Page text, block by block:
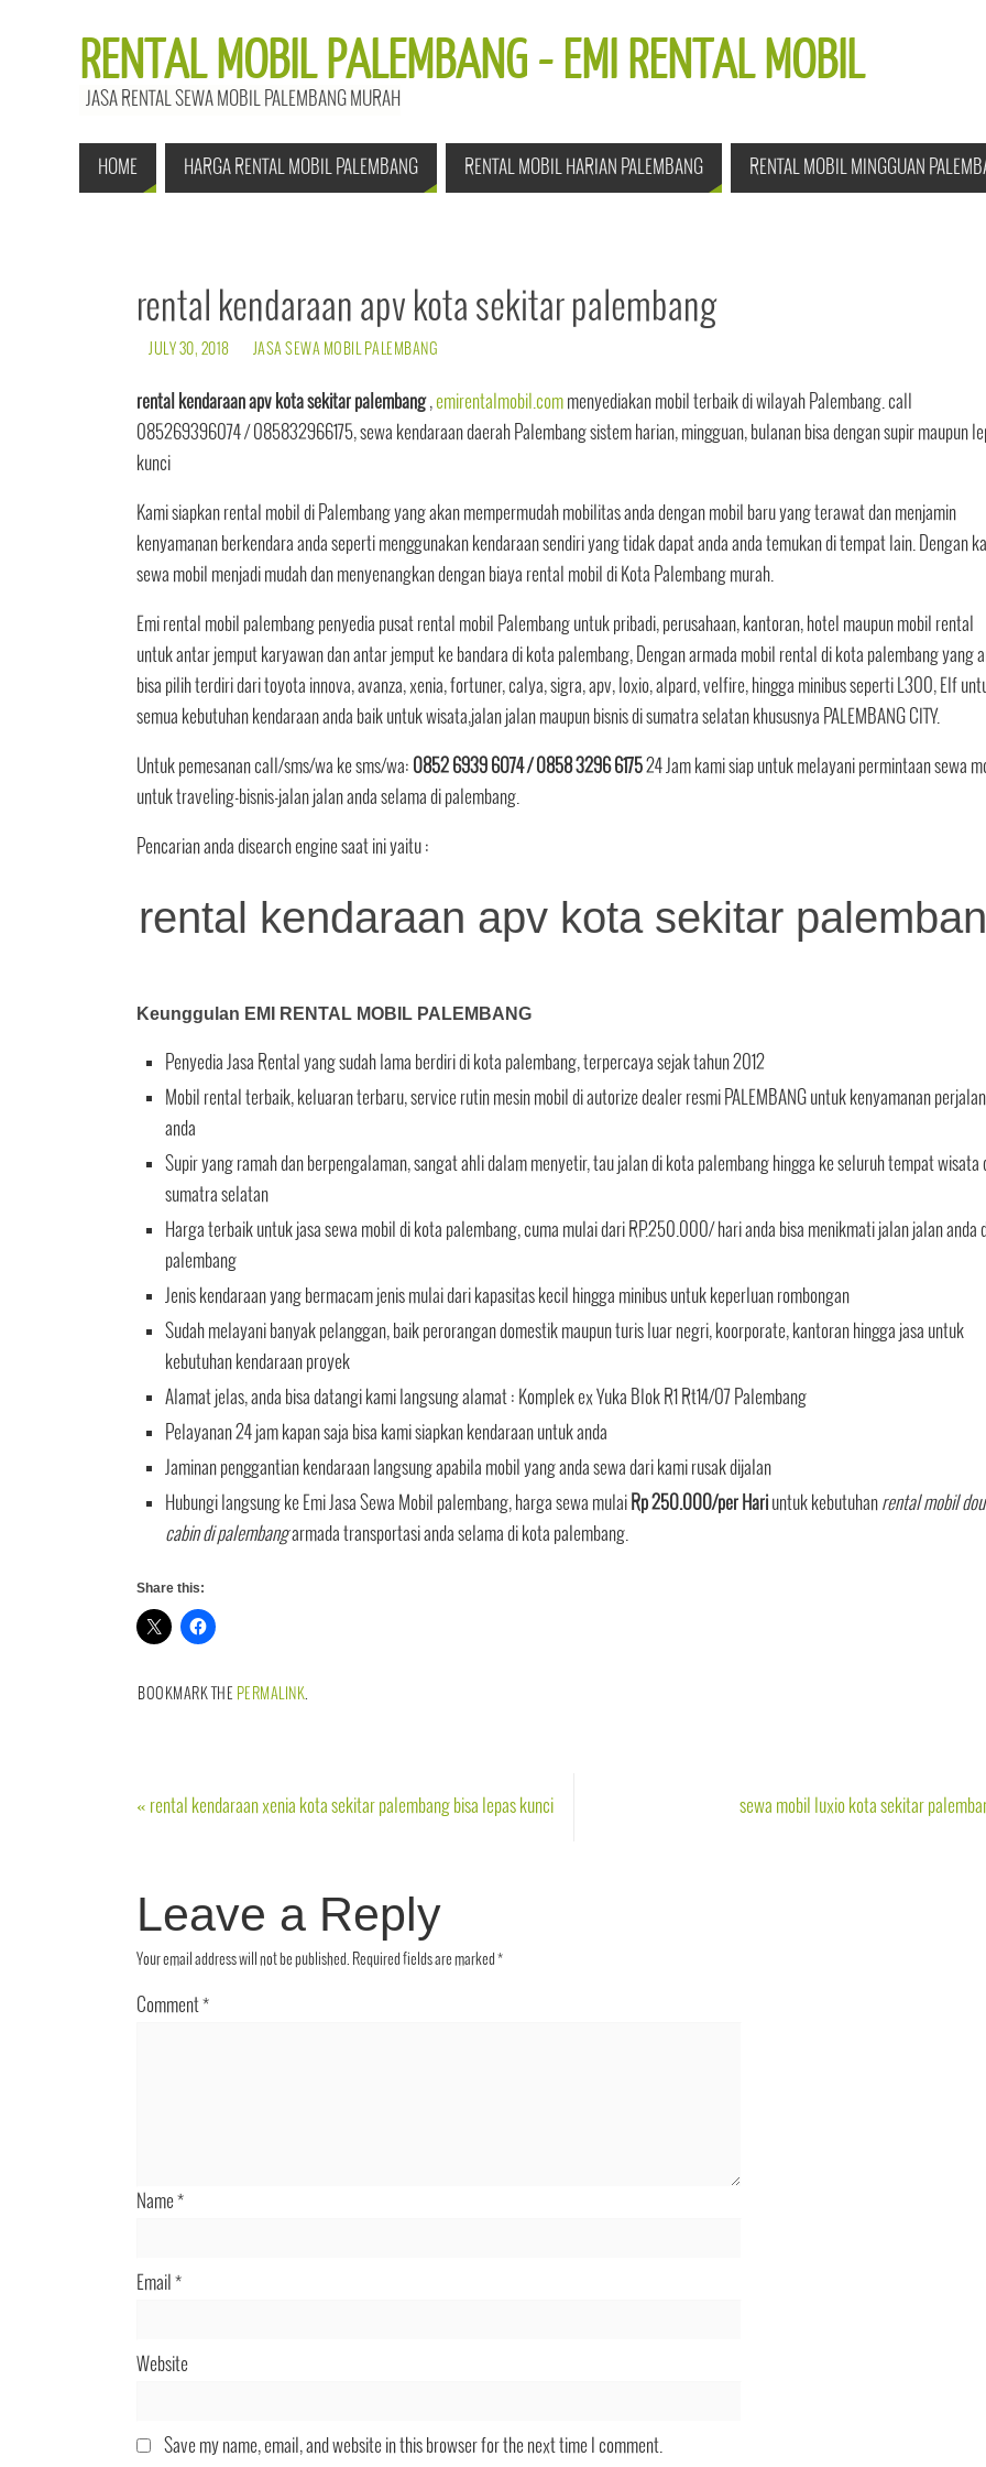
RENTAL MOBIL PALEMBANG - EMI RENTAL MOBIL
JASA RENTAL SEWA MOBIL PALEMBANG MURAH
HOME HARGA RENTAL MOBIL PALEMBANG RENTAL MOBIL HARIAN PALEMBANG RENTAL MOBIL MINGGUAN
rental kendaraan apv kota sekitar palembang
JULY 30, 2018 JASA SEWA MOBIL PALEMBANG
rental kendaraan apv kota sekitar palembang, emirentalmobil.com menyediakan mobil terbaik di wilayah Palembang. call
085269396074 / 085832966175, sewa kendaraan daerah Palembang sistem harian, mingguan, bulanan bisa dengan supir maupun
kunci
Kami siapkan rental mobil di Palembang yang akan mempermudah mobilitas anda dengan mobil baru yang terawat dan menjamin
kenyamanan berkendara anda seperti menggunakan kendaraan sendiri yang tidak dapat anda anda temukan di tempat lain. Dengan
sewa mobil menjadi mudah dan menyenangkan dengan biaya rental mobil di Kota Palembang murah.
Emi rental mobil palembang penyedia pusat rental mobil Palembang untuk pribadi, perusahaan, kantoran, hotel maupun mobil rental
untuk antar jemput karyawan dan antar jemput ke bandara di kota palembang, Dengan armada mobil rental di kota palembang yang
bisa pilih terdiri dari toyota innova, avanza, xenia, fortuner, calya, sigra, apv, loxio, alpard, velfire, hingga minibus seperti L300, Elf
semua kebutuhan kendaraan anda baik untuk wisata,jalan jalan maupun bisnis di sumatra selatan khususnya PALEMBANG CITY.
Untuk pemesanan call/sms/wa ke sms/wa: 0852 6939 6074 / 0858 3296 617524 Jam kami siap untuk melayani permintaan sewa
untuk traveling-bisnis-jalan jalan anda selama di palembang.
Pencarian anda disearch engine saat ini yaitu :
rental kendaraan apv kota sekitar
Keunggulan EMI RENTAL MOBIL PALEMBANG
Penyedia Jasa Rental yang sudah lama berdiri di kota palembang, terpercaya sejak tahun 2012
Mobil rental terbaik, keluaran terbaru, service rutin mesin mobil di autorize dealer resmi PALEMBANG untuk kenyamanan
anda
Supir yang ramah dan berpengalaman, sangat ahli dalam menyetir, tau jalan di kota palembang hingga ke seluruh tempat wisata
sumatra selatan
Harga terbaik untuk jasa sewa mobil di kota palembang, cuma mulai dari RP.250.000/ hari anda bisa menikmati jalan jalan anda
palembang
Jenis kendaraan yang bermacam jenis mulai dari kapasitas kecil hingga minibus untuk keperluan rombongan
Sudah melayani banyak pelanggan, baik perorangan domestik maupun turis luar negri, koorporate, kantoran hingga jasa untuk
kebutuhan kendaraan proyek
Alamat jelas, anda bisa datangi kami langsung alamat : Komplek ex Yuka Blok R1 Rt14/07 Palembang
Pelayanan 24 jam kapan saja bisa kami siapkan kendaraan untuk anda
Jaminan penggantian kendaraan langsung apabila mobil yang anda sewa dari kami rusak dijalan
Hubungi langsung ke Emi Jasa Sewa Mobil palembang, harga sewa mulai Rp 250.000/per Hariuntuk kebutuhan rental mobil
cabin di palembangarmada transportasi anda selama di kota palembang.
Share this:
BOOKMARK THE PERMALINK.
« rental kendaraan xenia kota sekitar palembang bisa lepas kunci sewa mobil luxio kota sekitar
Leave a Reply
Your email address will not be published. Required fields are marked*
Comment*
Name*
Email *
Website
Save my name, email, and website in this browser for the next time I comment.